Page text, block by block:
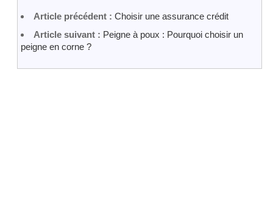
Article précédent : Choisir une assurance crédit
Article suivant : Peigne à poux : Pourquoi choisir un
peigne en corne ?